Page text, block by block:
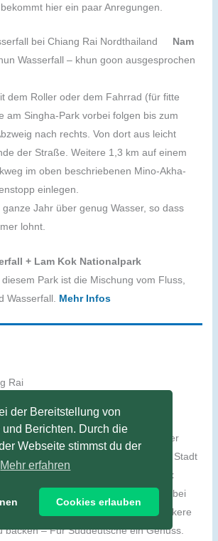
der Bereitstellung von
Berichten. Durch die
Webseite stimmst du der
Mehr erfahren
Cookies erlauben
hier ein paar Anregungen.
Nam
Wasserfall – khun goon ausgesprochen
dem Roller oder dem Fahrrad (für fitte
am Singha-Park vorbei folgen bis zum
nach rechts. Von dort aus leicht
der Straße. Weitere 1,3 km auf einem
im oben beschriebenen Mino-Akha-
einlegen.
Jahr über genug Wasser, so dass
lohnt.
+ Lam Kok Nationalpark
Park ist die Mischung vom Fluss,
Wasserfall. Mehr Infos
Rai
die länger im Ausland sind,
Mittlerweile esse ich wieder häufiger
nahrhaft und praktisch ist. Hier in der Stadt
das beste Brot im
Tops-Market
unteres Stockwerk) und bei
in Denha. Uwe schafft es sogar leckere
backen – Für Süddeutsche ein Genuss.